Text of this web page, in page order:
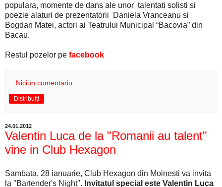
populara, momente de dans ale unor talentati solisti si
poezie alaturi de prezentatorii Daniela Vranceanu si
Bogdan Matei, actori ai Teatrului Municipal “Bacovia” din
Bacau.
Restul pozelor pe facebook
Niciun comentariu:
Distribuiți
24.01.2012
Valentin Luca de la "Romanii au talent"
vine in Club Hexagon
Sambata, 28 ianuarie, Club Hexagon din Moinesti va invita
la ''Bartender's Night''. Invitatul special este Valentin Luca